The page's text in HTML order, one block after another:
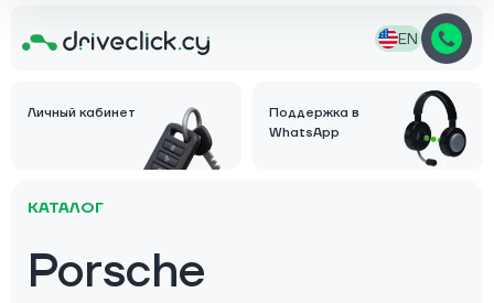
EN
Личный кабинет
Поддержка в
WhatsApp
КАТАЛОГ
Porsche